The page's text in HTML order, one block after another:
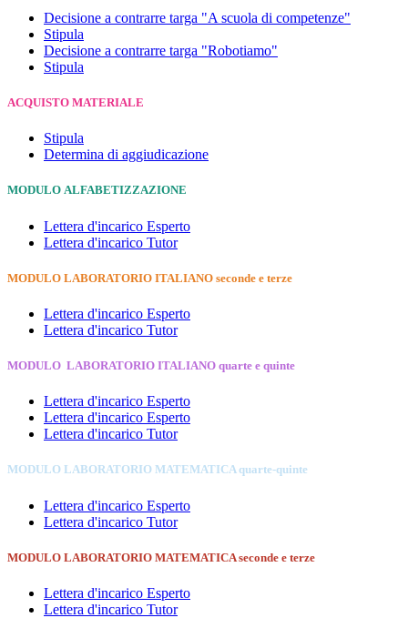
Decisione a contrarre targa "A scuola di competenze"
Stipula
Decisione a contrarre targa "Robotiamo"
Stipula
ACQUISTO MATERIALE
Stipula
Determina di aggiudicazione
MODULO ALFABETIZZAZIONE
Lettera d'incarico Esperto
Lettera d'incarico Tutor
MODULO LABORATORIO ITALIANO seconde e terze
Lettera d'incarico Esperto
Lettera d'incarico Tutor
MODULO LABORATORIO ITALIANO quarte e quinte
Lettera d'incarico Esperto
Lettera d'incarico Esperto
Lettera d'incarico Tutor
MODULO LABORATORIO MATEMATICA quarte-quinte
Lettera d'incarico Esperto
Lettera d'incarico Tutor
MODULO LABORATORIO MATEMATICA seconde e terze
Lettera d'incarico Esperto
Lettera d'incarico Tutor